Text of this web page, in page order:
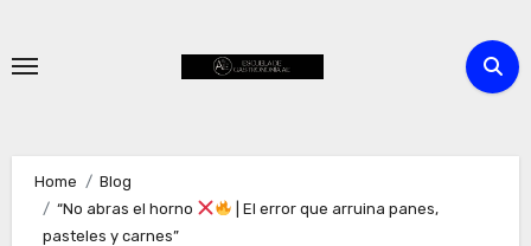
content
Home
Blog
“No abras el horno
| El error que arruina panes,
pasteles y carnes”